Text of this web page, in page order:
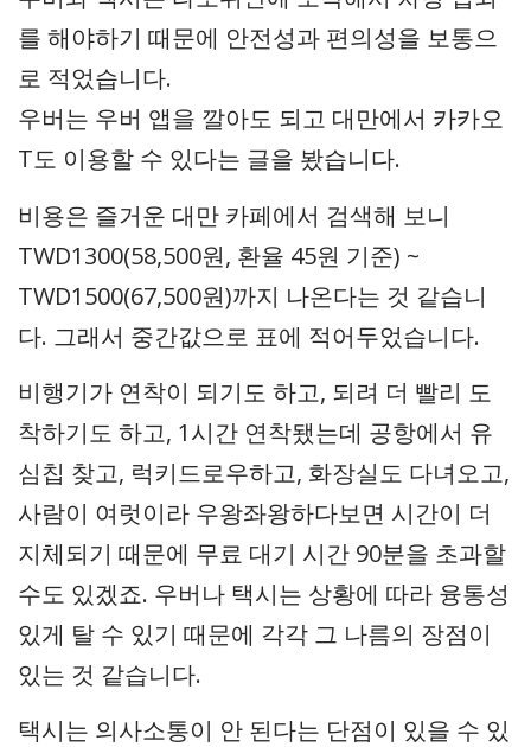
를 해야하기 때문에 안전성과 편의성을 보통으
로 적었습니다.
우버는 우버 앱을 깔아도 되고 대만에서 카카오
T도 이용할 수 있다는 글을 봤습니다.
비용은 즐거운 대만 카페에서 검색해 보니
TWD1300(58,500원, 환율 45원 기준) ~
TWD1500(67,500원)까지 나온다는 것 같습니
다. 그래서 중간값으로 표에 적어두었습니다.
비행기가 연착이 되기도 하고, 되려 더 빨리 도
착하기도 하고, 1시간 연착됐는데 공항에서 유
심칩 찾고, 럭키드로우하고, 화장실도 다녀오고,
사람이 여럿이라 우왕좌왕하다보면 시간이 더
지체되기 때문에 무료 대기 시간 90분을 초과할
수도 있겠죠. 우버나 택시는 상황에 따라 융통성
있게 탈 수 있기 때문에 각각 그 나름의 장점이
있는 것 같습니다.
택시는 의사소통이 안 된다는 단점이 있을 수 있